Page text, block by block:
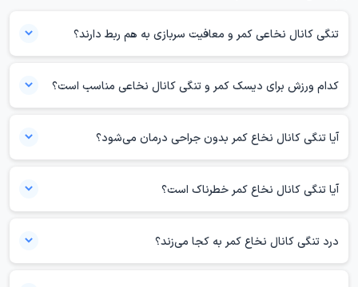
تنگی کانال نخاعی کمر و معافیت سربازی به هم ربط دارند؟
تصمیم نهایی فقط بر اساس یک MRI ساده گرفته نمی‌شود. شدت تنگی،
میزان درد، علائم عصبی، محدودیت حرکتی، نظر پزشک متخصص و قوانین
علائم واضح، به‌تنهایی برای معافیت کافی نیست.
کدام ورزش برای دیسک کمر و تنگی کانال نخاعی مناسب است؟
کوتاه، دوچرخه ثابت، آب‌درمانی و تمرینات تقویتی کنترل‌شده انتخاب‌های
مناسب‌تری هستند، چون فشار کمتری به ستون فقرات وارد می‌کنند. با این
فیزیوتراپیست برای هر فرد تنظیم شود.
آیا تنگی کانال نخاع کمر بدون جراحی درمان می‌شود؟
درمان نسبی است، به‌ویژه اگر شدت بیماری خیلی بالا نباشد. روش‌هایی مثل
فیزیوتراپی، ورزش درمانی، دارو، کاهش وزن، اصلاح فعالیت‌های روزانه و در
آیا تنگی کانال نخاع کمر خطرناک است؟
رفتن، بی‌اختیاری ادرار یا مدفوع شود، باید فوری بررسی شود.
درد تنگی کانال نخاع کمر به کجا می‌زند؟